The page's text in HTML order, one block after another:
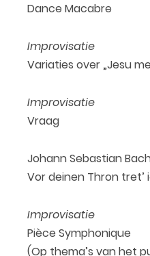
Dance Macabre
Improvisatie
Variaties over „Jesu
Improvisatie
Vraag
Johann Sebastian
Vor deinen Thron tret’
Improvisatie
Pièce Symphonique
(Op thema’s van het